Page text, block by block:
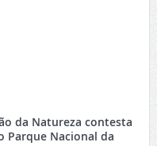
da Natureza contesta
Parque Nacional da